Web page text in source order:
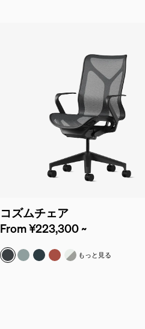
コズムチェア
From ¥223,300 ~
グラファイト
グレイシャー
ナイトフォール
キャニオン
ホワイト＆ミネラル
もっと見る